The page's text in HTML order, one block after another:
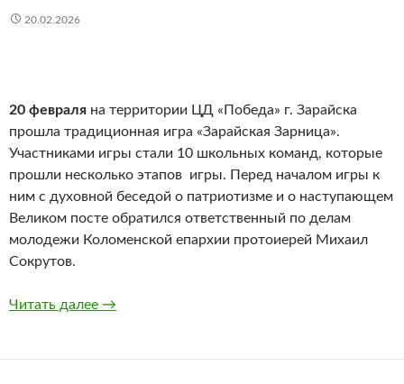
20.02.2026
20 февраля на территории ЦД «Победа» г. Зарайска
прошла традиционная игра «Зарайская Зарница».
Участниками игры стали 10 школьных команд, которые
прошли несколько этапов игры. Перед началом игры к
ним с духовной беседой о патриотизме и о наступающем
Великом посте обратился ответственный по делам
молодежи Коломенской епархии протоиерей Михаил
Сокрутов.
Читать далее Военно-патриотическая игра «Зарайская
→